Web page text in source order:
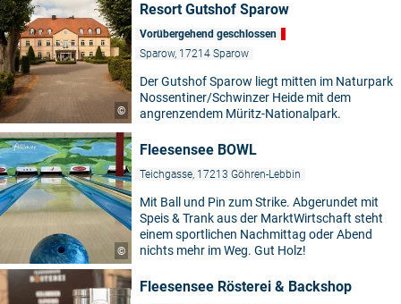
©
Resort Gutshof Sparow
Vorübergehend geschlossen
Sparow, 17214 Sparow
Der Gutshof Sparow liegt mitten im Naturpark
Nossentiner/Schwinzer Heide mit dem
angrenzendem Müritz-Nationalpark.
©
Fleesensee BOWL
Teichgasse, 17213 Göhren-Lebbin
Mit Ball und Pin zum Strike. Abgerundet mit
Speis & Trank aus der MarktWirtschaft steht
einem sportlichen Nachmittag oder Abend
nichts mehr im Weg. Gut Holz!
Fleesensee Rösterei & Backshop